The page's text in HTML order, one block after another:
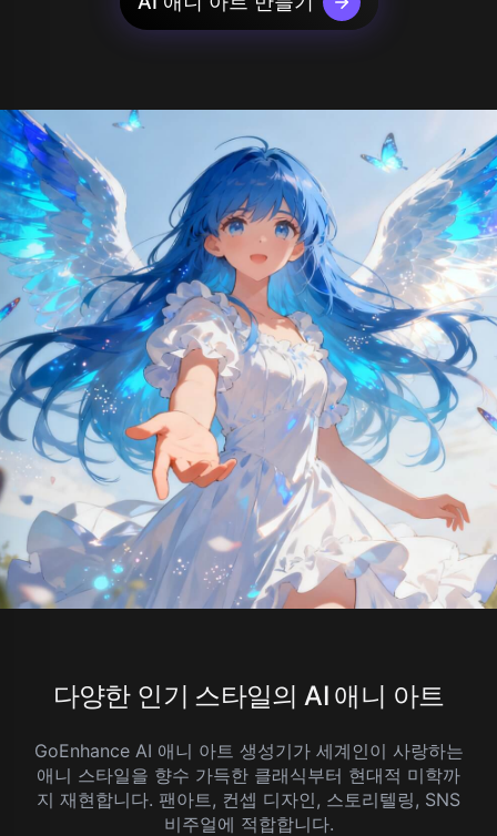
다양한 인기 스타일의 AI 애니 아트
GoEnhance AI 애니 아트 생성기가 세계인이 사랑하는
애니 스타일을 향수 가득한 클래식부터 현대적 미학까
지 재현합니다. 팬아트, 컨셉 디자인, 스토리텔링, SNS
비주얼에 적합합니다.